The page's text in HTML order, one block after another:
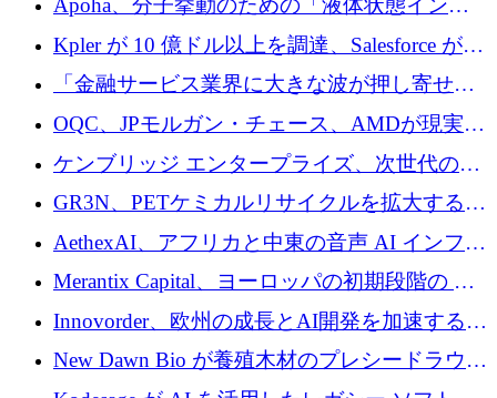
の資本シフトを呼びかけ
Apoha、分子挙動のための「液体状態インテ
リジェンス」を構築するために3,600万ドルを
かけてステルス状態から出現
Kpler が 10 億ドル以上を調達、Salesforce が
Contentful を買収、Built in Europe キャンペー
ンを開始
「金融サービス業界に大きな波が押し寄せて
いる」と「欧州初のAIネイティブ銀行」のボ
スが語る
OQC、JPモルガン・チェース、AMDが現実世
界のフィンテック・アプリケーションを探索
するためにQuantum-AIデータセンターを立ち
上げ
ケンブリッジ エンタープライズ、次世代のデ
ィープテック創設者向けにロンドンの出発点
を構築
GR3N、PETケミカルリサイクルを拡大するた
めにシリーズBで1,550万ユーロを調達
AethexAI、アフリカと中東の音声 AI インフラ
ストラクチャを構築するために 300 万ドルを
Merantix Capital、ヨーロッパの初期段階の AI
スタートアップ向けに 1 億 300 万ユーロのフ
ァンドを立ち上げる
Innovorder、欧州の成長とAI開発を加速するた
めに2,000万ユーロを確保
New Dawn Bio が養殖木材のプレシードラウン
ドで 210 万ユーロを調達